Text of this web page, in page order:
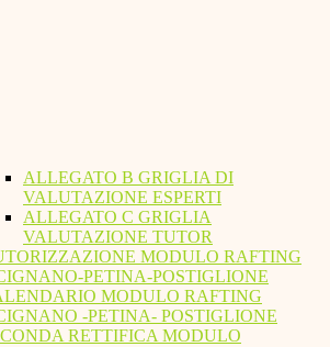
ALLEGATO B GRIGLIA DI
VALUTAZIONE ESPERTI
ALLEGATO C GRIGLIA
VALUTAZIONE TUTOR
MODULO RAFTING
PETINA-POSTIGLIONE
MODULO RAFTING
-PETINA- POSTIGLIONE
RETTIFICA MODULO